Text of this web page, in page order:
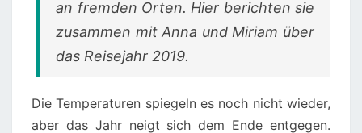
an fremden Orten. Hier berichten sie
zusammen mit Anna und Miriam über
das Reisejahr 2019.
Die Temperaturen spiegeln es noch nicht wieder,
aber das Jahr neigt sich dem Ende entgegen.